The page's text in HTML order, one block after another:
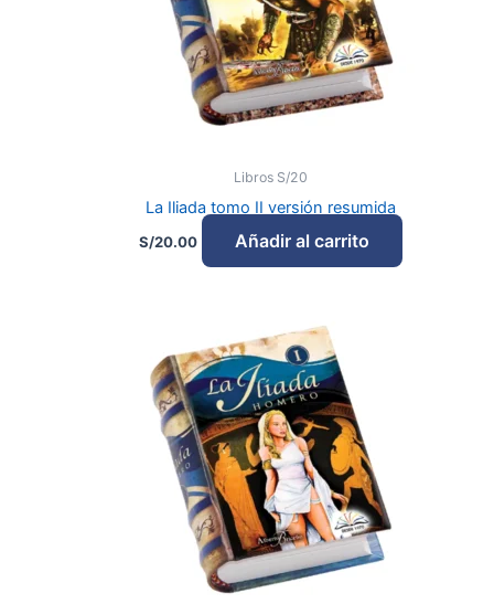
Libros S/20
La Iliada tomo II versión resumida
S/20.00 Añadir al carrito